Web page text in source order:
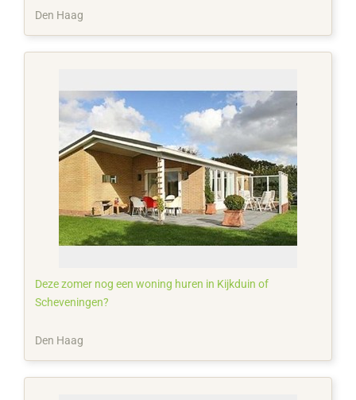
Den Haag
Deze zomer nog een woning huren in Kijkduin of
Scheveningen?
Den Haag